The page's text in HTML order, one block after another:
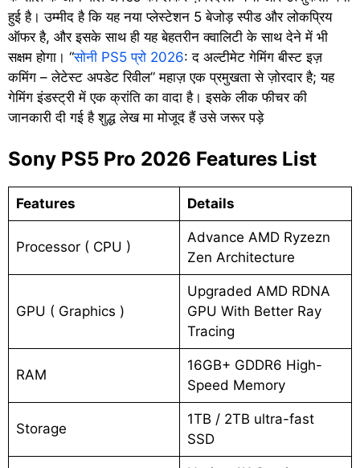
हुई है। उम्मीद है कि यह नया प्लेस्टेशन 5 बेजोड़ स्पीड और लोकप्रिय
ऑफर है, और इसके साथ ही यह बेहतरीन क्वालिटी के साथ देने में भी
सक्षम होगा। “सोनी PS5 प्रो 2026: द अल्टीमेट गेमिंग बीस्ट इज़
कमिंग – लेटेस्ट अपडेट रिवील” महाज़ एक प्रमुखता से ज़ोरदार है; यह
गेमिंग इंडस्ट्री में एक क्रांति का वादा है। इसके लीक फीचर की
जानकारी दी गई है शुद्ध लेख मा मोजूद हैं उसे जरूर पड़े
Sony PS5 Pro 2026 Features List
Features Details
Processor ( CPU )
Advance AMD Ryzezn
Zen Architecture
GPU ( Graphics )
Upgraded AMD RDNA
GPU With Better Ray
Tracing
RAM
16GB+ GDDR6 High-
Speed Memory
Storage
1TB / 2TB ultra-fast
SSD